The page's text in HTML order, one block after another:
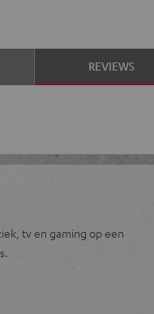
REVIEWS
tv en gaming op een